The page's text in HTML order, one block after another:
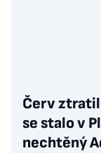
Červ ztratil
se stalo v
nechtěný